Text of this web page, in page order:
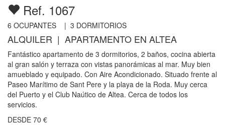
Ref. 1067
6 OCUPANTES | 3 DORMITORIOS
ALQUILER | APARTAMENTO EN ALTEA
Fantástico apartamento de 3 dormitorios, 2 baños, cocina abierta
al gran salón y terraza con vistas panorámicas al mar. Muy bien
amueblado y equipado. Con Aire Acondicionado. Situado frente al
Paseo Marítimo de Sant Pere y la playa de la Roda. Muy cerca
del Puerto y el Club Naútico de Altea. Cerca de todos los
servicios.
DESDE 70 €